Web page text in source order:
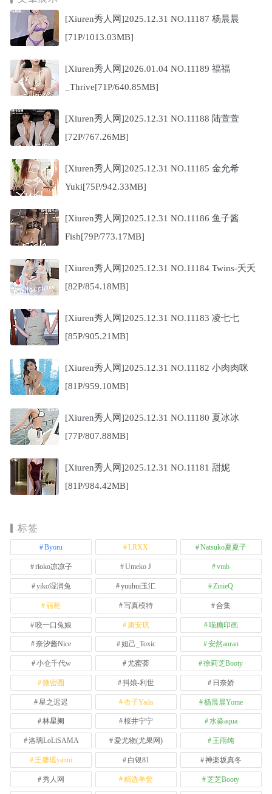
[Xiuren秀人网]2025.12.31 NO.11187 杨晨晨
[71P/1013.03MB]
[Xiuren秀人网]2026.01.04 NO.11189 福福
_Thrive[71P/640.85MB]
[Xiuren秀人网]2025.12.31 NO.11188 陆萱萱
[72P/767.26MB]
[Xiuren秀人网]2025.12.31 NO.11185 金允希
Yuki[75P/942.33MB]
[Xiuren秀人网]2025.12.31 NO.11186 鱼子酱
Fish[79P/773.17MB]
[Xiuren秀人网]2025.12.31 NO.11184 Twins-夭夭
[82P/854.18MB]
[Xiuren秀人网]2025.12.31 NO.11183 凌七七
[85P/905.21MB]
[Xiuren秀人网]2025.12.31 NO.11182 小肉肉咪
[81P/959.10MB]
[Xiuren秀人网]2025.12.31 NO.11180 夏冰冰
[77P/807.88MB]
[Xiuren秀人网]2025.12.31 NO.11181 甜妮
[81P/984.42MB]
标签
Byoru LRXX Natsuko夏夏子
rioko凉凉子 Umeko J vmb
yiko湿润兔 yuuhui玉汇 ZinieQ
丽柜 写真模特 合集
咬一口兔娘 唐安琪 喵糖印画
奈汐酱Nice 妲己_Toxic 安然anran
小仓千代w 尤蜜荟 徐莉芝Booty
微密圈 抖娘-利世 日奈娇
星之迟迟 杏子Yada 杨晨晨Yome
林星阑 桜井宁宁 水淼aqua
洛璃LoLiSAMA 爱尤物(尤果网) 王雨纯
王馨瑶yanni 白银81 神楽坂真冬
秀人网 精选单套 芝芝Booty